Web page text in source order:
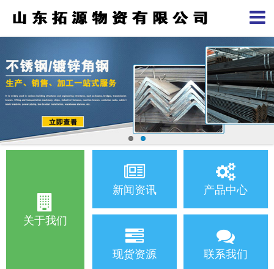
关于我们
新闻资讯 产品中心
现货资源 联系我们